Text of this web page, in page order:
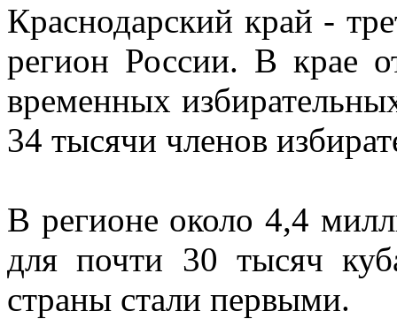
Краснодарский край -
регион России. В крае
временных
34 тысячи членов
В регионе около 4,4
для почти 30 тысяч
страны стали первыми.